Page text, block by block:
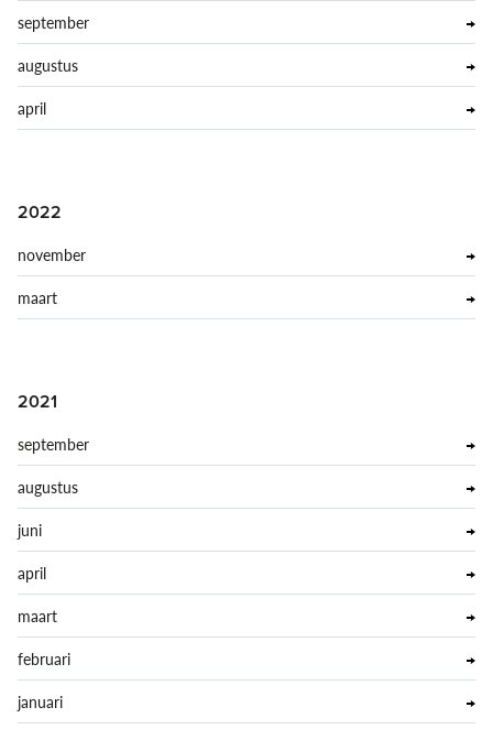
september
augustus
april
2022
november
maart
2021
september
augustus
juni
april
maart
februari
januari